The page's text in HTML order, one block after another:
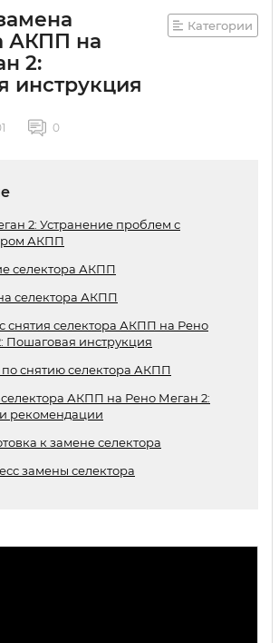
АКПП на
2:
инструкция
Категории
0
2: Устранение проблем с
АКПП
селектора АКПП
селектора АКПП
снятия селектора АКПП на Рено
Пошаговая инструкция
снятию селектора АКПП
АКПП на Рено Меган 2:
рекомендации
к замене селектора
замены селектора